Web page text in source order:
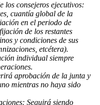
los consejeros ejecutivos:
cuantía global de la
en el periodo de
de los restantes
y condiciones de sus
etcétera).
individual siempre
aprobación de la junta y
mientras no haya sido
Seguirá siendo